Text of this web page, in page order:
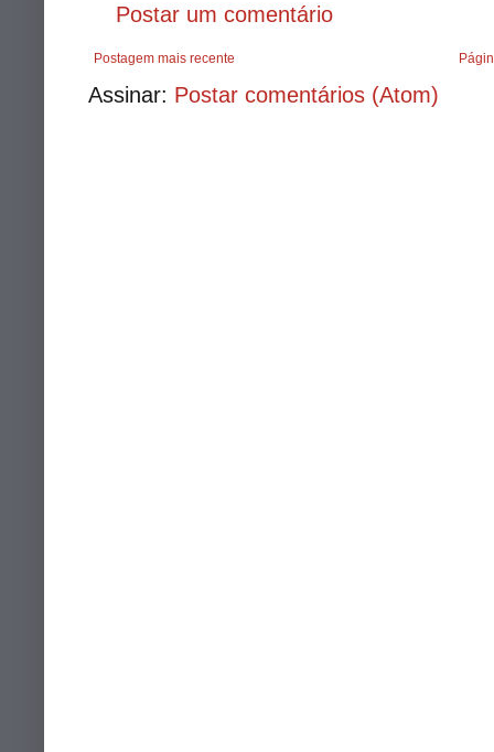
Postar um comentário
Postagem mais recente
Assinar: Postar comentários (Atom)